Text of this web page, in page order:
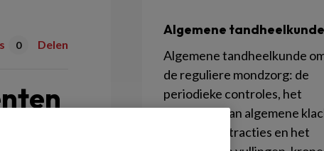
0 Delen
Algemene tandheelkunde
Algemene tandheelkunde
de reguliere mondzorg: de
periodieke controles, het
verhelpen van algemene
maar ook extracties en het